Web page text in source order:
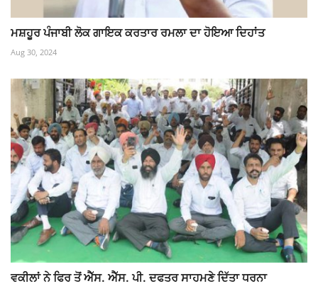
ਮਸ਼ਹੂਰ ਪੰਜਾਬੀ ਲੋਕ ਗਾਇਕ ਕਰਤਾਰ ਰਮਲਾ ਦਾ ਹੋਇਆ ਦਿਹਾਂਤ
Aug 30, 2024
ਵਕੀਲਾਂ ਨੇ ਫਿਰ ਤੋਂ ਐੱਸ. ਐੱਸ. ਪੀ. ਦਫਤਰ ਸਾਹਮਣੇ ਦਿੱਤਾ ਧਰਨਾ